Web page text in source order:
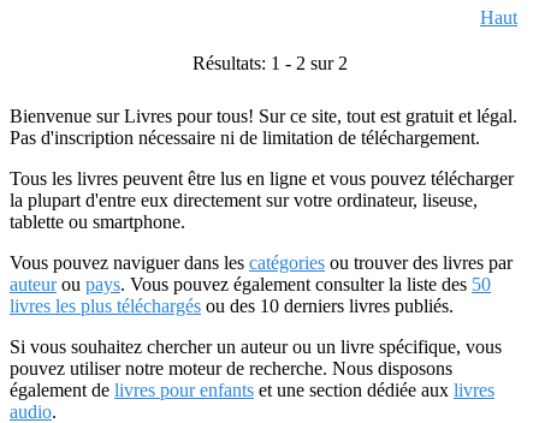
Haut
Résultats: 1 - 2 sur 2
Bienvenue sur Livres pour tous! Sur ce site, tout est gratuit et légal.
Pas d'inscription nécessaire ni de limitation de téléchargement.
Tous les livres peuvent être lus en ligne et vous pouvez télécharger
la plupart d'entre eux directement sur votre ordinateur, liseuse,
tablette ou smartphone.
Vous pouvez naviguer dans les catégories ou trouver des livres par
auteurou pays. Vous pouvez également consulter la liste des 50
livres les plus téléchargés ou des 10 derniers livres publiés.
Si vous souhaitez chercher un auteur ou un livre spécifique, vous
pouvez utiliser notre moteur de recherche. Nous disposons
également de livres pour enfants et une section dédiée aux livres
audio.